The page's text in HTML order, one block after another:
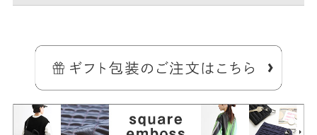
たっぷり入る大容量。2WAYで使えるショルダーバッグ。
アクティブに活躍する、撥水加工を施した生地がポイントです。